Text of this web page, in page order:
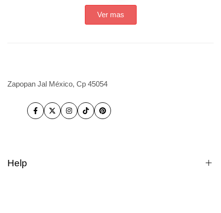
Ver mas
Zapopan Jal México, Cp 45054
Facebook
TwitterInstagram
TikTokPinterest
Help